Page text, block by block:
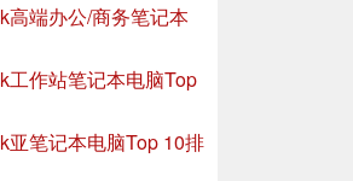
高端办公/商务笔记本
工作站笔记本电脑Top
亚笔记本电脑Top 10排